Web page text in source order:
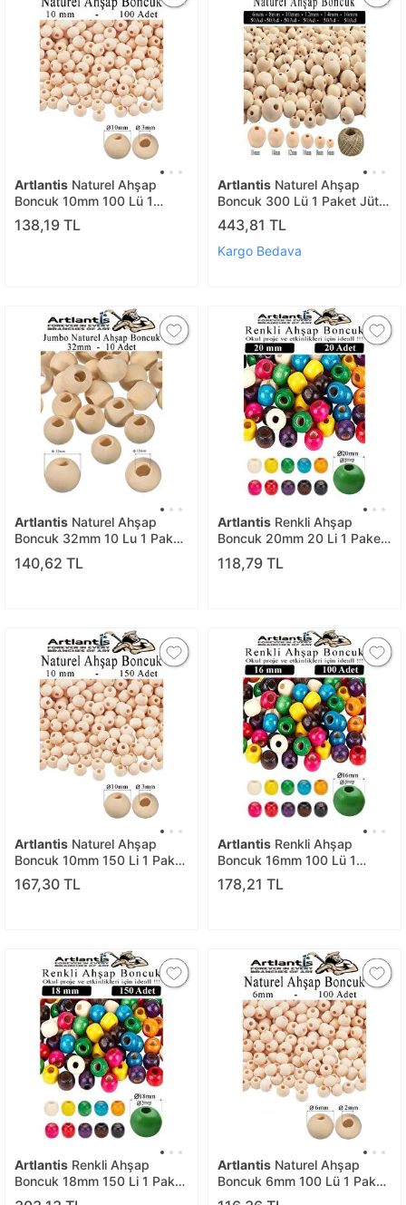
Artlantis Naturel Ahşap
Boncuk 10mm 100 Lü 1
Paket Ham Boyanabilir
Ahşap Yuvarlak Doğal
138,19 TL
Artlantis Naturel Ahşap
Boncuk 300 Lü 1 Paket Jüt
İpi Ham Boyanabilir Ahşap
Yuvarlak Doğal Boncuklar
Takı Tasarım Ektinlik Kreş
443,81 TL
Kargo Bedava
Artlantis Naturel Ahşap
Boncuk 32mm 10 Lu 1 Paket
Ham Boyanabilir Ahşap
Yuvarlak Doğal Boncuklar
140,62 TL
Artlantis Renkli Ahşap
Boncuk 20mm 20 Li 1 Paket
Renkli Ahşap Boyalı Yuvarlak
Doğal Boncuklar Saç Takı
118,79 TL
Artlantis Naturel Ahşap
Boncuk 10mm 150 Li 1 Paket
Ham Boyanabilir Ahşap
Yuvarlak Doğal Boncuklar
167,30 TL
Artlantis Renkli Ahşap
Boncuk 16mm 100 Lü 1
Paket Renkli Ahşap Boyalı
Yuvarlak Doğal Boncuklar
178,21 TL
Artlantis Renkli Ahşap
Boncuk 18mm 150 Li 1 Paket
Renkli Ahşap Boyalı Yuvarlak
Artlantis Naturel Ahşap
Boncuk 6mm 100 Lü 1 Paket
Ham Boyanabilir Ahşap